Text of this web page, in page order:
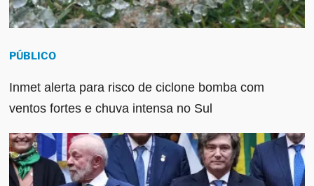
PÚBLICO
Inmet alerta para risco de ciclone bomba com
ventos fortes e chuva intensa no Sul